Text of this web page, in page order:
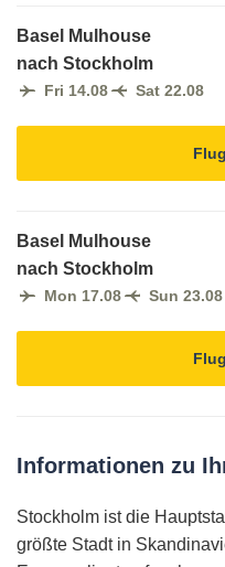
Basel Mulhouse
nach Stockholm
Fri 14.08 Sat 22.08
Basel Mulhouse
nach Stockholm
Mon 17.08 Sun 23.08
Informationen zu
Stockholm ist die
größte Stadt in